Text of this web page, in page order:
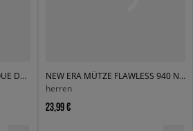
NEW ERA RUCKSACK APPLIQUE DELAWARE NYY NEW YORK YANKEES
NEW ERA MÜTZE FLAWLESS 940 NYY NEW YORK YANKEES
herren
23,99 €